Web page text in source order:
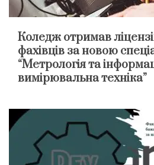
Коледж отримав
фахівців за новою
“Метрологія та
вимірювальна техніка”